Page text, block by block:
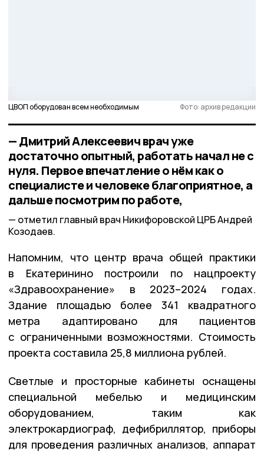
ЦВОП оборудован всем необходимым Фото: архив редакции
— Дмитрий Алексеевич врач уже
достаточно опытный, работать начал не с
нуля. Первое впечатление о нём как о
специалисте и человеке благоприятное, а
дальше посмотрим по работе,
отметил главный врач Никифоровской ЦРБ Андрей
Козодаев.
Напомним, что центр врача общей практики
в Екатеринино построили по нацпроекту
«Здравоохранение» в 2023–2024 годах.
Здание площадью более 341 квадратного
метра адаптировано для пациентов
с ограниченными возможностями. Стоимость
проекта составила 25,8 миллиона рублей.
Светлые и просторные кабинеты оснащены
специальной мебелью и медицинским
оборудованием, таким как
электрокардиограф, дефибриллятор, приборы
для проведения различных анализов, аппарат